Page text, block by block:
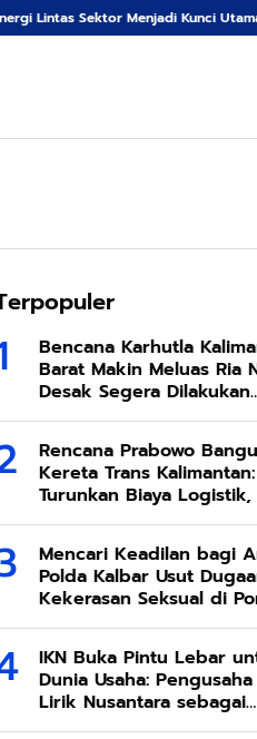
Kunci Utama Meredam Ancaman
Bencana Karhutla
Barat Makin Meluas Ria
Desak Segera Dilakukan
Modifikasi Cuaca
Rencana Prabowo
Kereta Trans Kalimantan:
Turunkan Biaya
Ekonomi SDA Melimpah
Mencari Keadilan bagi
Polda Kalbar Usut
Kekerasan Seksual di
IKN Buka Pintu Lebar
Dunia Usaha:
Lirik Nusantara sebagai
Destinasi Investasi